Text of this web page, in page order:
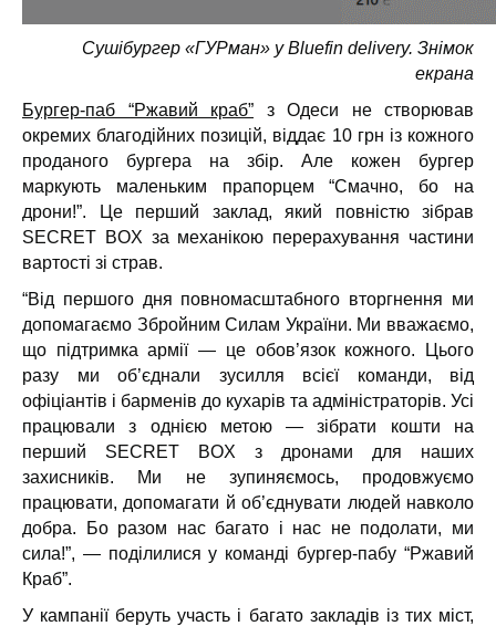
Сушібургер «ГУРман» у Bluefin delivery. Знімок
екрана
Бургер-паб “Ржавий краб” з Одеси не створював
окремих благодійних позицій, віддає 10 грн із кожного
проданого бургера на збір. Але кожен бургер
маркують маленьким прапорцем “Смачно, бо на
дрони!”. Це перший заклад, який повністю зібрав
SECRET BOX за механікою перерахування частини
вартості зі страв.
“Від першого дня повномасштабного вторгнення ми
допомагаємо Збройним Силам України. Ми вважаємо,
що підтримка армії — це обов’язок кожного. Цього
разу ми об’єднали зусилля всієї команди, від
офіціантів і барменів до кухарів та адміністраторів. Усі
працювали з однією метою — зібрати кошти на
перший SECRET BOX з дронами для наших
захисників. Ми не зупиняємось, продовжуємо
працювати, допомагати й об’єднувати людей навколо
добра. Бо разом нас багато і нас не подолати, ми
сила!”, — поділилися у команді бургер-пабу “Ржавий
Краб”.
У кампанії беруть участь і багато закладів із тих міст,